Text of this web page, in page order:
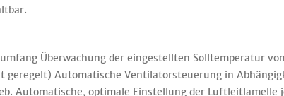
Überwachung der eingestellten Solltemperatur
Automatische Ventilatorsteuerung in
Automatische, optimale Einstellung der